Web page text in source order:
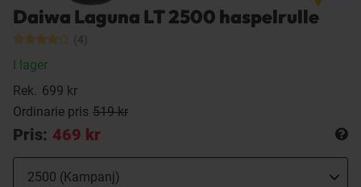
Daiwa Laguna LT 2500 haspelrulle
I lager
Rek. 699 kr
Ordinarie pris 519 kr
Pris: 469 kr